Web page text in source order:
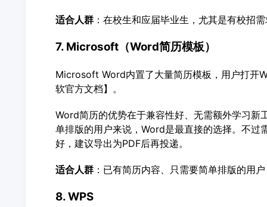
适合人群：在校生和应届毕业生，尤其是有校招
7. Microsoft（Word简历模板）
Microsoft Word内置了大量简历模板，用户打开
软官方文档】。
Word简历的优势在于兼容性好、无需额外学习新
单排版的用户来说，Word是最直接的选择。不过
好，建议导出为PDF后再投递。
适合人群：已有简历内容、只需要简单排版的用
8. WPS